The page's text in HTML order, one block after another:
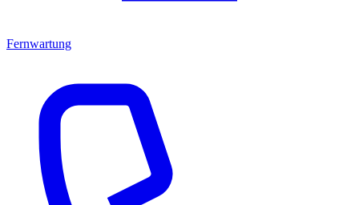
Fernwartung